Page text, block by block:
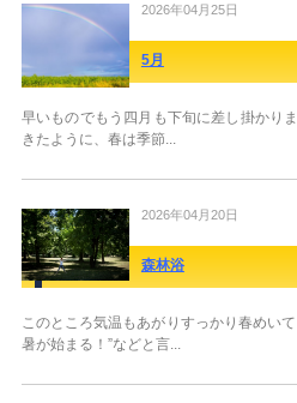
2026年04月25日
5月
早いものでもう四月も下旬に差し掛かり
きたように、春は季節...
2026年04月20日
森林浴
このところ気温もあがりすっかり春めい
暑が始まる！”などと言...